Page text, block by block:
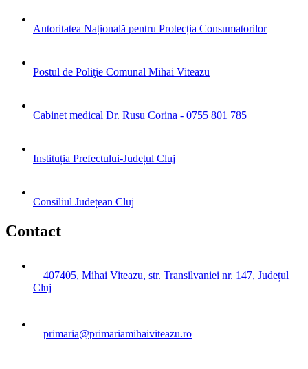
Autoritatea Națională pentru Protecția Consumatorilor
Postul de Poliţie Comunal Mihai Viteazu
Cabinet medical Dr. Rusu Corina - 0755 801 785
Instituția Prefectului-Județul Cluj
Consiliul Județean Cluj
Contact
407405, Mihai Viteazu, str. Transilvaniei nr. 147, Județul
Cluj
primaria@primariamihaiviteazu.ro